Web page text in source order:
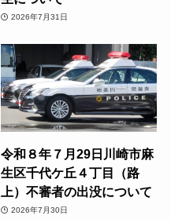
2026年7月31日
令和８年７月29日川崎市麻
生区千代ケ丘４丁目（路
上）不審者の出没について
2026年7月30日